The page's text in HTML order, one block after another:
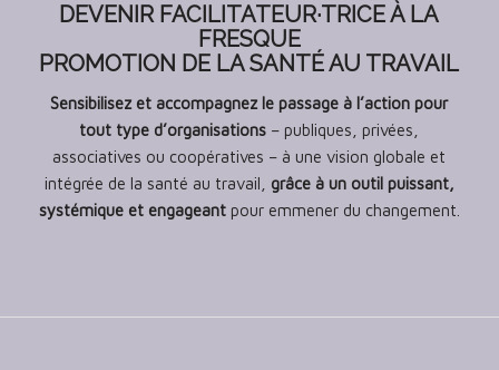
DEVENIR FACILITATEUR·TRICE À LA
FRESQUE
PROMOTION DE LA SANTÉ AU TRAVAIL
Sensibilisez et accompagnez le passage à l’action pour
tout type d’organisations – publiques, privées,
associatives ou coopératives – à une vision globale et
intégrée de la santé au travail, grâce à un outil puissant,
systémique et engageantpour emmener du changement.